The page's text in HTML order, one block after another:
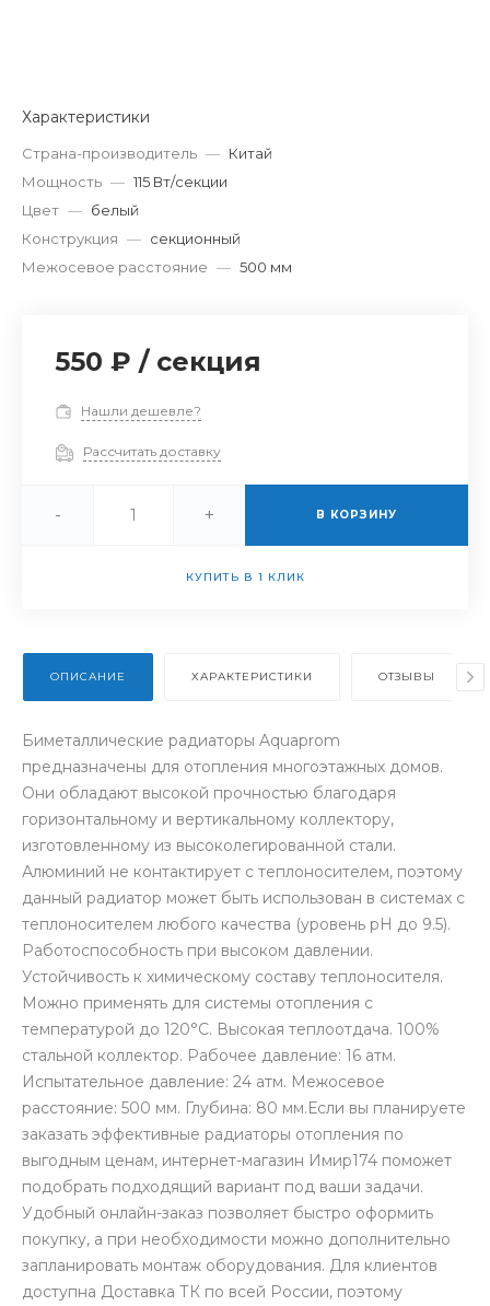
Характеристики
Страна-производитель — Китай
Мощность — 115 Вт/секции
Цвет — белый
Конструкция — секционный
Межосевое расстояние — 500 мм
550 ₽ / секция
Нашли дешевле?
Рассчитать доставку
- + В КОРЗИНУ
КУПИТЬ В 1 КЛИК
ОПИСАНИЕ ХАРАКТЕРИСТИКИ ОТЗЫВЫ
Биметаллические радиаторы Aquaprom
предназначены для отопления многоэтажных домов.
Они обладают высокой прочностью благодаря
горизонтальному и вертикальному коллектору,
изготовленному из высоколегированной стали.
Алюминий не контактирует с теплоносителем, поэтому
данный радиатор может быть использован в системах с
теплоносителем любого качества (уровень pH до 9.5).
Работоспособность при высоком давлении.
Устойчивость к химическому составу теплоносителя.
Можно применять для системы отопления с
температурой до 120°С. Высокая теплоотдача. 100%
стальной коллектор. Рабочее давление: 16 атм.
Испытательное давление: 24 атм. Межосевое
расстояние: 500 мм. Глубина: 80 мм.Если вы планируете
заказать эффективные радиаторы отопления по
выгодным ценам, интернет-магазин Имир174 поможет
подобрать подходящий вариант под ваши задачи.
Удобный онлайн-заказ позволяет быстро оформить
покупку, а при необходимости можно дополнительно
запланировать монтаж оборудования. Для клиентов
доступна Доставка ТК по всей России, поэтому